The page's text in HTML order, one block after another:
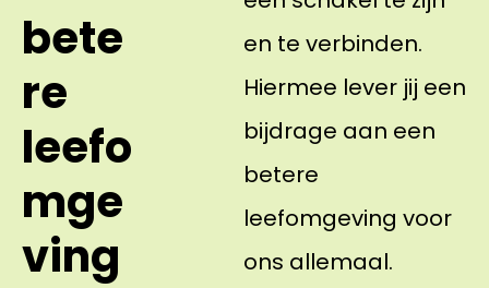
bete
re
leefo
mge
ving
en te verbinden.
Hiermee lever jij een
bijdrage aan een
betere
leefomgeving voor
ons allemaal.